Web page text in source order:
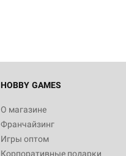
HOBBY GAMES
О магазине
Франчайзинг
Игры оптом
Корпоративные подарки